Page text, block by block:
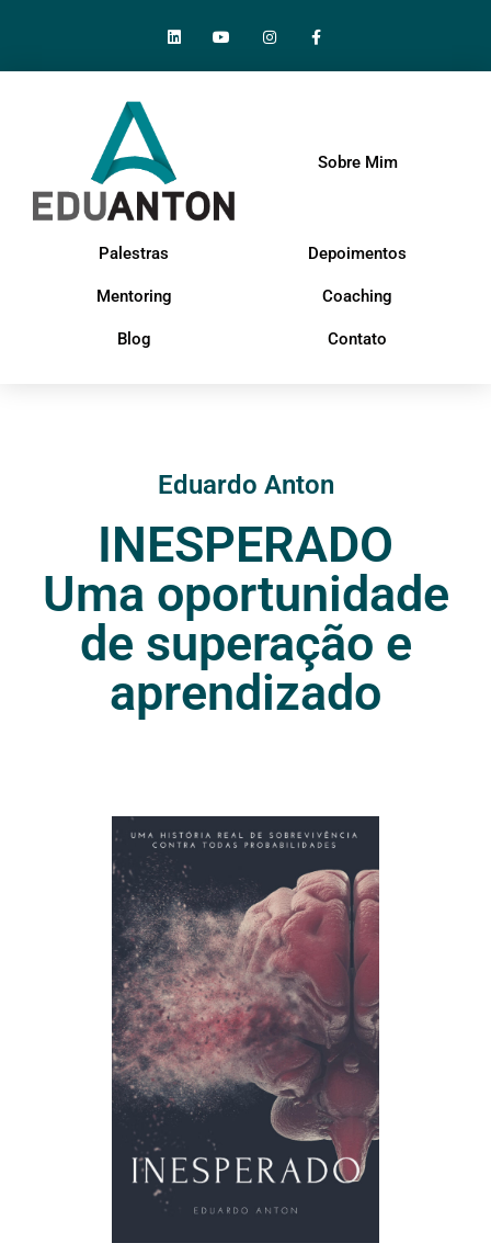
Sobre Mim
Palestras Depoimentos
Mentoring Coaching
Blog Contato
Eduardo Anton
INESPERADO
Uma oportunidade
de superação e
aprendizado